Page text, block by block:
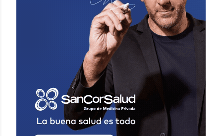
VER COMENTARIOS